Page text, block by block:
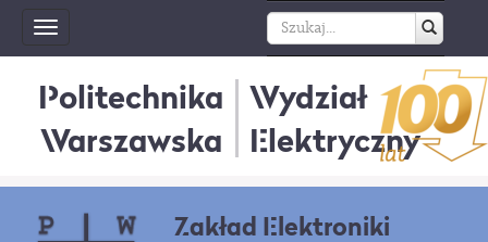
Toggle
navigation
Politechnika
Warszawska
Wydział
Elektryczny
Zakład Elektroniki